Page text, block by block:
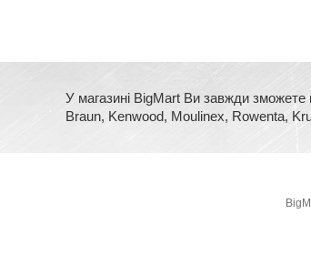
У магазині BigMart Ви завжди зможете
Braun, Kenwood, Moulinex, Rowenta,